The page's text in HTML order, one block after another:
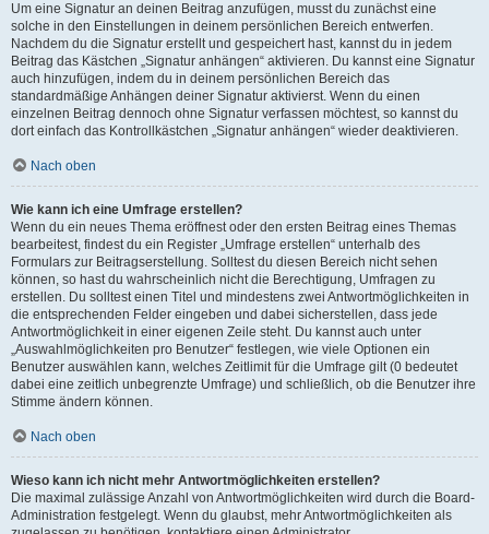
Um eine Signatur an deinen Beitrag anzufügen, musst du zunächst eine
solche in den Einstellungen in deinem persönlichen Bereich entwerfen.
Nachdem du die Signatur erstellt und gespeichert hast, kannst du in jedem
Beitrag das Kästchen „Signatur anhängen“ aktivieren. Du kannst eine Signatur
auch hinzufügen, indem du in deinem persönlichen Bereich das
standardmäßige Anhängen deiner Signatur aktivierst. Wenn du einen
einzelnen Beitrag dennoch ohne Signatur verfassen möchtest, so kannst du
dort einfach das Kontrollkästchen „Signatur anhängen“ wieder deaktivieren.
Nach oben
Wie kann ich eine Umfrage erstellen?
Wenn du ein neues Thema eröffnest oder den ersten Beitrag eines Themas
bearbeitest, findest du ein Register „Umfrage erstellen“ unterhalb des
Formulars zur Beitragserstellung. Solltest du diesen Bereich nicht sehen
können, so hast du wahrscheinlich nicht die Berechtigung, Umfragen zu
erstellen. Du solltest einen Titel und mindestens zwei Antwortmöglichkeiten in
die entsprechenden Felder eingeben und dabei sicherstellen, dass jede
Antwortmöglichkeit in einer eigenen Zeile steht. Du kannst auch unter
„Auswahlmöglichkeiten pro Benutzer“ festlegen, wie viele Optionen ein
Benutzer auswählen kann, welches Zeitlimit für die Umfrage gilt (0 bedeutet
dabei eine zeitlich unbegrenzte Umfrage) und schließlich, ob die Benutzer ihre
Stimme ändern können.
Nach oben
Wieso kann ich nicht mehr Antwortmöglichkeiten erstellen?
Die maximal zulässige Anzahl von Antwortmöglichkeiten wird durch die Board-
Administration festgelegt. Wenn du glaubst, mehr Antwortmöglichkeiten als